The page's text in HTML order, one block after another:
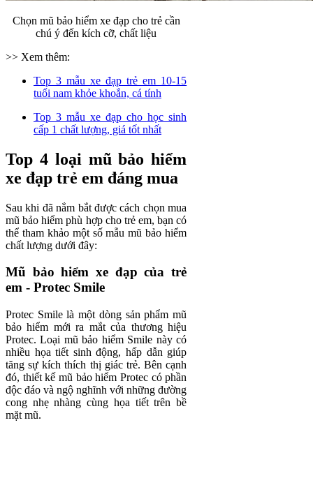
Chọn mũ bảo hiểm xe đạp cho trẻ cần
chú ý đến kích cỡ, chất liệu
>> Xem thêm:
Top 3 mẫu xe đạp trẻ em 10-15
tuổi nam khỏe khoắn, cá tính
Top 3 mẫu xe đạp cho học sinh
cấp 1 chất lượng, giá tốt nhất
Top 4 loại mũ bảo hiểm
xe đạp trẻ em đáng mua
Sau khi đã nắm bắt được cách chọn mua
mũ bảo hiểm phù hợp cho trẻ em, bạn có
thể tham khảo một số mẫu mũ bảo hiểm
chất lượng dưới đây:
Mũ bảo hiểm xe đạp của trẻ
em - Protec Smile
Protec Smile là một dòng sản phẩm mũ
bảo hiểm mới ra mắt của thương hiệu
Protec. Loại mũ bảo hiểm Smile này có
nhiều họa tiết sinh động, hấp dẫn giúp
tăng sự kích thích thị giác trẻ. Bên cạnh
đó, thiết kế mũ bảo hiểm Protec có phần
độc đáo và ngộ nghĩnh với những đường
cong nhẹ nhàng cùng họa tiết trên bề
mặt mũ.